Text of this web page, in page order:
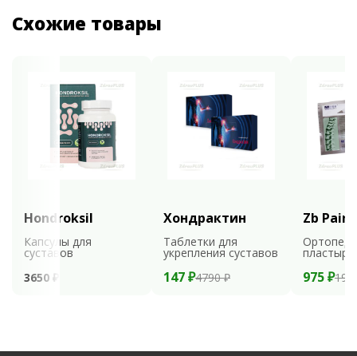
Схожие товары
Hondroksil
Капсулы для
суставов
3650 ₽
Хондрактин
Таблетки для
укрепления суставов
147 ₽4790 ₽
Zb Pain
пластыри
975 ₽